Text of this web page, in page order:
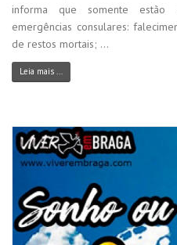
informa que somente estão
emergências consulares:
de restos mortais; ...
Leia mais ...